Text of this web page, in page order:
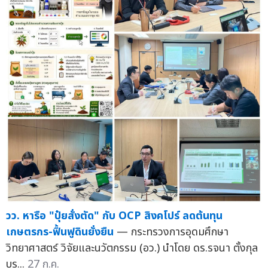
วว. หารือ "ปุ๋ยสั่งตัด" กับ OCP สิงคโปร์ ลดต้นทุน
เกษตรกร-ฟื้นฟูดินยั่งยืน — กระทรวงการอุดมศึกษา
วิทยาศาสตร์ วิจัยและนวัตกรรม (อว.) นำโดย ดร.รจนา ตั้งกุล
บร... 27 ก.ค.